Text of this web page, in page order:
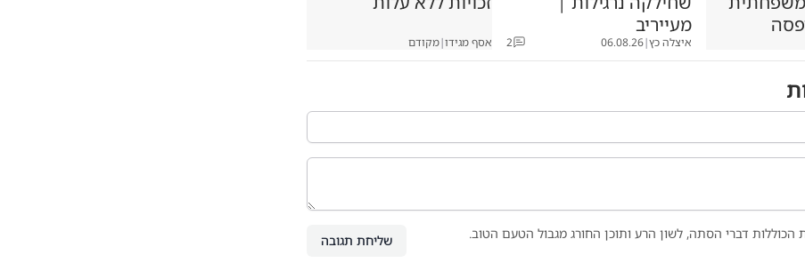
מעייריב
איצלה כץ|
06.08.26
2 אסף מגידו|מקודם
הכוללות דברי הסתה, לשון הרע ותוכן החורג מגבול הטעם הטוב. שליחת תגובה